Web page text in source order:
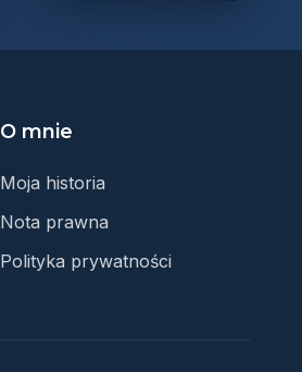
O mnie
Moja historia
Nota prawna
Polityka prywatności